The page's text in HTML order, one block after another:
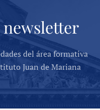
newsletter
del área formativa
Juan de Mariana